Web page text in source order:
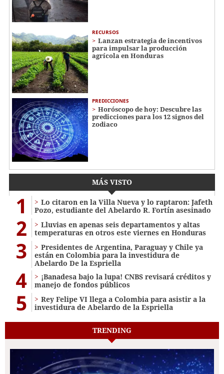
RECURSOS
Lanzan estrategia de incentivos
para impulsar la producción
agrícola en Honduras
PREDICCIONES
Horóscopo de hoy: Descubre las
predicciones para los 12 signos del
zodiaco
MÁS VISTO
1
Lo citaron en la Villa Nueva y lo raptaron: Jafeth
Pozo, estudiante del Abelardo R. Fortín asesinado
2
Lluvias en apenas seis departamentos y altas
temperaturas en otros este viernes en Honduras
3
Presidentes de Argentina, Paraguay y Chile ya
están en Colombia para la investidura de
Abelardo De la Espriella
4
¡Banadesa bajo la lupa! CNBS revisará créditos y
manejo de fondos públicos
5
Rey Felipe VI llega a Colombia para asistir a la
investidura de Abelardo de la Espriella
TRENDING